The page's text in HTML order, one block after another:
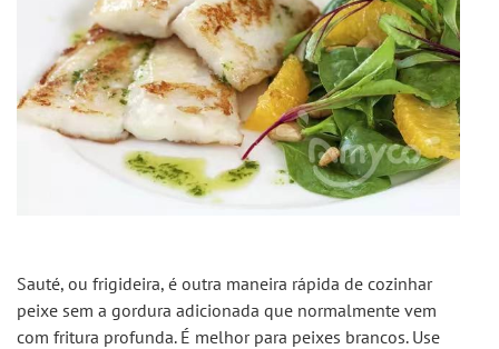
Sauté, ou frigideira, é outra maneira rápida de cozinhar
peixe sem a gordura adicionada que normalmente vem
com fritura profunda. É melhor para peixes brancos. Use